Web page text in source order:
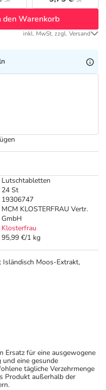
Lutschtabletten
24 St
19306747
MCM KLOSTERFRAU Vertr.
GmbH
Klosterfrau
95,99 €/1 kg
den Warenkorb
inkl. MwSt. zzgl. Versand
Moos-Extrakt,
Ersatz für eine ausgewogene
eine gesunde
tägliche Verzehrmenge
Produkt außerhalb der